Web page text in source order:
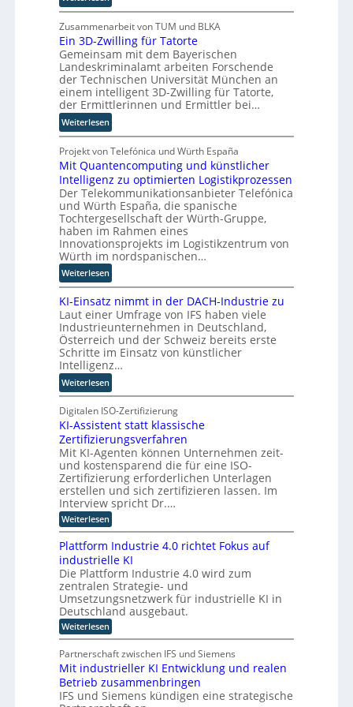
u
o
u
t
e
r
-
H
e
r
t
e
l
l
e
r
n
s
i
e
r
u
n
g
s
l
ö
s
u
n
g
e
n
B
j
ö
r
n
T
w
i
e
h
a
u
s
w
i
r
d
n
e
u
r
W
a
g
o
-
C
E
O
Zusammenarbeit von TUM und BLKA
Ein 3D-Zwilling für Tatorte
Gemeinsam mit dem Bayerischen
Landeskriminalamt arbeiten Forschende
der Technischen Universität München an
einem intelligent 3D-Zwilling für Tatorte,
der Ermittlerinnen und Ermittler bei…
Weiterlesen:
E
i
n
3
D
-
Z
w
i
l
l
i
n
g
f
ü
r
T
a
t
e
Projekt von Telefónica und Würth España
Mit Quantencomputing und künstlicher
Intelligenz zu optimierten Logistikprozessen
Der Telekommunikationsanbieter Telefónica
und Würth España, die spanische
Tochtergesellschaft der Würth-Gruppe,
haben im Rahmen eines
Innovationsprojekts im Logistikzentrum von
Würth im nordspanischen…
Weiterlesen:
M
i
t
Q
u
a
n
t
e
n
c
o
m
p
u
t
i
n
g
u
n
d
k
ü
n
s
t
l
i
c
KI-Einsatz nimmt in der DACH-Industrie zu
Laut einer Umfrage von IFS haben viele
Industrieunternehmen in Deutschland,
Österreich und der Schweiz bereits erste
Schritte im Einsatz von künstlicher
Intelligenz…
Weiterlesen:
K
I
-
E
i
n
s
a
t
z
m
m
t
i
n
d
e
r
D
A
Digitalen ISO-Zertifizierung
KI-Assistent statt klassische
Zertifizierungsverfahren
Mit KI-Agenten können Unternehmen zeit-
und kostensparend die für eine ISO-
Zertifizierung erforderlichen Unterlagen
erstellen und sich zertifizieren lassen. Im
Interview spricht Dr.…
Weiterlesen:
K
-
A
s
i
s
t
e
n
t
s
t
a
t
Plattform Industrie 4.0 richtet Fokus auf
industrielle KI
Die Plattform Industrie 4.0 wird zum
zentralen Strategie- und
Umsetzungsnetzwerk für industrielle KI in
Deutschland ausgebaut.
Weiterlesen:
P
a
t
t
f
o
Partnerschaft zwischen IFS und Siemens
Mit industrieller KI Entwicklung und realen
Betrieb zusammenbringen
IFS und Siemens kündigen eine strategische